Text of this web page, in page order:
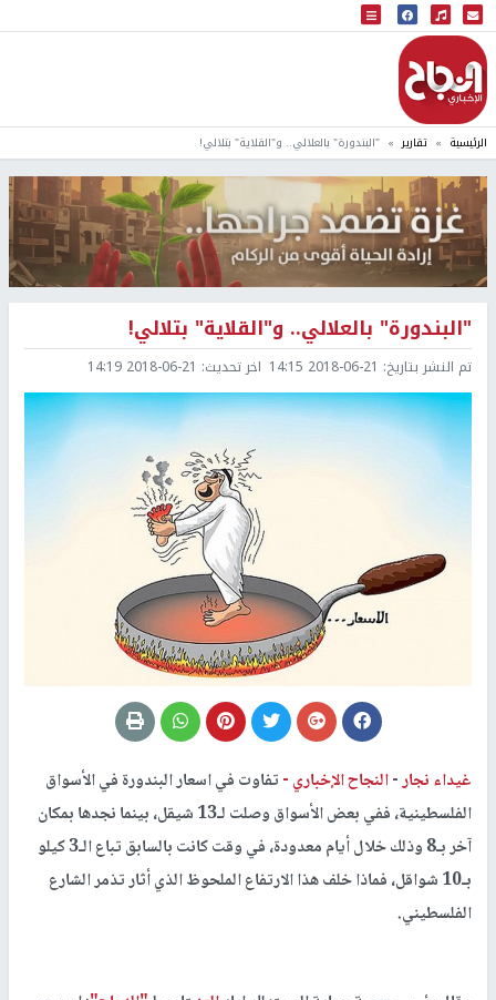
البث المباشر
إذاعة النجاح
الرئيسية تقارير "البندورة" بالعلالي.. و"القلاية" بتلالي!
"البندورة" بالعلالي.. و"القلاية" بتلالي!
تم النشر بتاريخ: 2018-06-21 14:15 اخر تحديث: 2018-06-21 14:19
غيداء نجار-النجاح الإخباري -تفاوت في اسعار البندورة في الأسواق
الفلسطينية، ففي بعض الأسواق وصلت لـ13 شيقل، بينما نجدها بمكان
آخر بـ8 وذلك خلال أيام معدودة، في وقت كانت بالسابق تباع الـ3 كيلو
بـ10 شواقل، فماذا خلف هذا الارتفاع الملحوظ الذي أثار تذمر الشارع
الفلسطيني.